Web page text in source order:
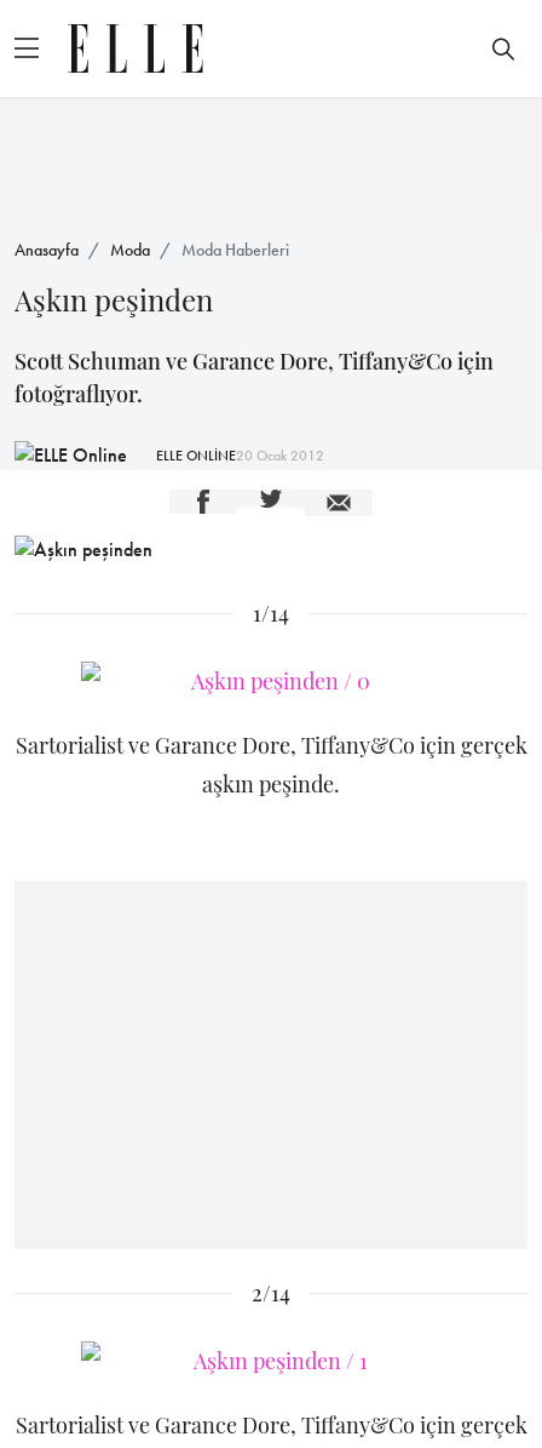
Anasayfa Moda Moda Haberleri
Aşkın peşinden
Scott Schuman ve Garance Dore, Tiffany&Co için
fotoğraflıyor.
ELLE ONLİNE20 Ocak 2012
1/14
Sartorialist ve Garance Dore, Tiffany&Co için gerçek
aşkın peşinde.
2/14
Sartorialist ve Garance Dore, Tiffany&Co için gerçek